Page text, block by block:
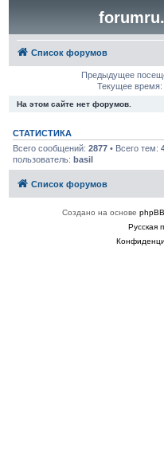
Список форумов
Предыдущее
Текущее время:
На этом сайте нет форумов.
СТАТИСТИКА
Всего сообщений: 2877• Всего тем:
пользователь: basil
Список форумов
Создано на основе phpBB
Русская